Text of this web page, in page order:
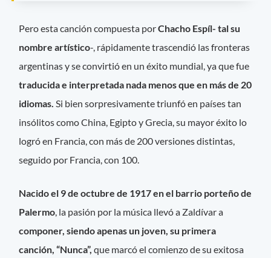
Pero esta canción compuesta porChacho Espíl- tal su
nombre artístico-, rápidamente trascendió las fronteras
argentinas y se convirtió en un éxito mundial, ya que fue
traducida e interpretada nada menos que en más de 20
idiomas.Si bien sorpresivamente triunfó en países tan
insólitos como China, Egipto y Grecia, su mayor éxito lo
logró en Francia, con más de 200 versiones distintas,
seguido por Francia, con 100.
Nacido el 9 de octubre de 1917 en el barrio porteño de
Palermo, la pasión por la música llevó a Zaldívar a
componer, siendo apenas un joven, su primera
canción, “Nunca”, que marcó el comienzo de su exitosa